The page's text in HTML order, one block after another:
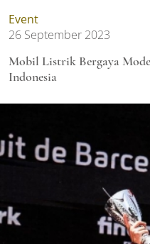
Event
26 September 2023
Mobil Listrik Bergaya
Indonesia